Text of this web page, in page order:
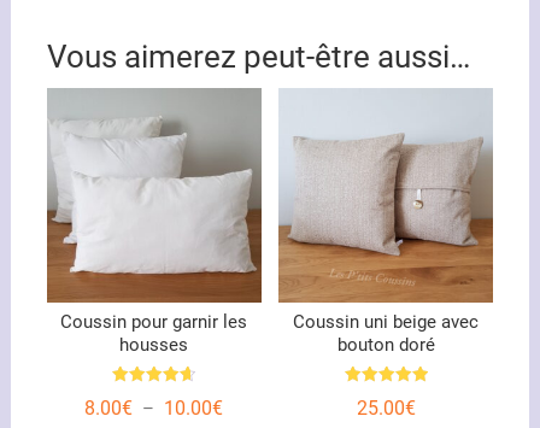
Vous aimerez peut-être aussi…
Coussin pour garnir les
housses
4.67
8.00€ – 10.00€Plage
Coussin uni beige avec
bouton doré
5.00
25.00€